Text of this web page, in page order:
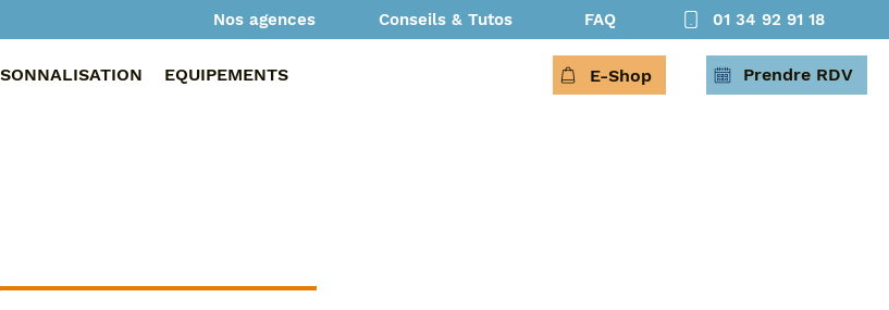
Nos agences Conseils & Tutos FAQ 01 34 92 91 18
E-Shop Prendre RDV
EQUIPEMENTS